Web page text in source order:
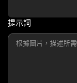
提示詞